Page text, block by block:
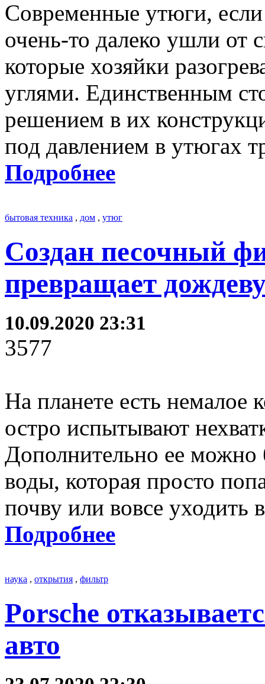
Современные утюги,
очень-то далеко ушли от
которые хозяйки
углями. Единственным
решением в их
под давлением в утюгах
Подробнее
бытовая техника , дом , утюг
Создан песочный
превращает
10.09.2020 23:31
3577
На планете есть немалое
остро испытывают
Дополнительно ее
воды, которая просто
почву или вовсе уходить
Подробнее
наука , открытия , фильтр
Porsche
авто